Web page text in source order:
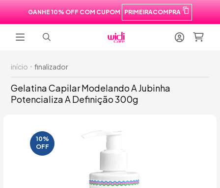
GANHE 10% OFF COM CUPOM PRIMEIRACOMPRA
início finalizador
Gelatina Capilar Modelando A Jubinha
Potencializa A Definição 300g
10%
OFF